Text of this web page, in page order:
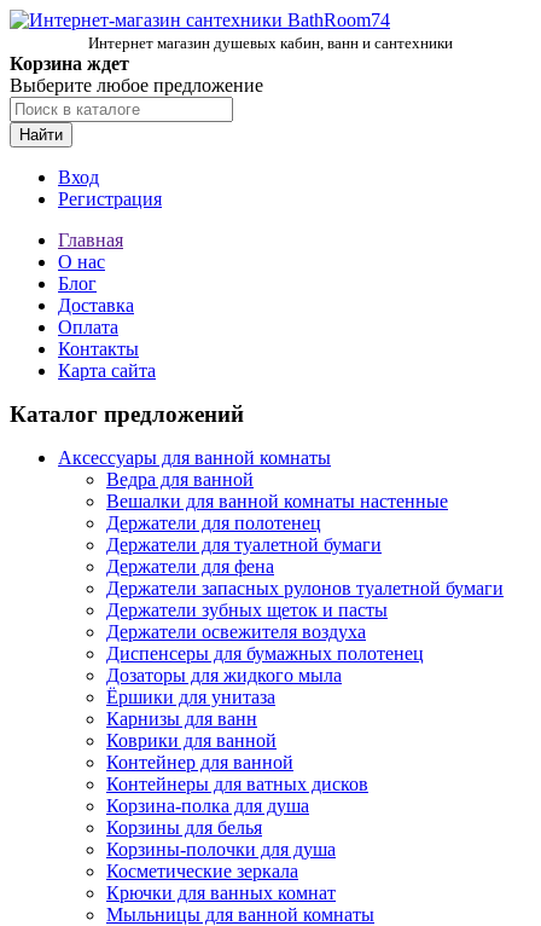
Интернет магазин душевых кабин, ванн и сантехники
Корзина ждет
Выберите любое предложение
Найти
Вход
Регистрация
Главная
О нас
Блог
Доставка
Оплата
Контакты
Карта сайта
Каталог предложений
Аксессуары для ванной комнаты
Ведра для ванной
Вешалки для ванной комнаты настенные
Держатели для полотенец
Держатели для туалетной бумаги
Держатели для фена
Держатели запасных рулонов туалетной бумаги
Держатели зубных щеток и пасты
Держатели освежителя воздуха
Диспенсеры для бумажных полотенец
Дозаторы для жидкого мыла
Ёршики для унитаза
Карнизы для ванн
Коврики для ванной
Контейнер для ванной
Контейнеры для ватных дисков
Корзина-полка для душа
Корзины для белья
Корзины-полочки для душа
Косметические зеркала
Крючки для ванных комнат
Мыльницы для ванной комнаты